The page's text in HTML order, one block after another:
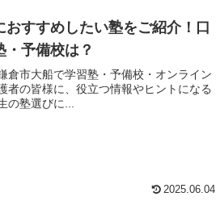
すすめしたい塾をご紹介！口
・予備校は？
倉市大船で学習塾・予備校・オンライン
者の皆様に、役立つ情報やヒントになる
の塾選びに...
2025.06.04